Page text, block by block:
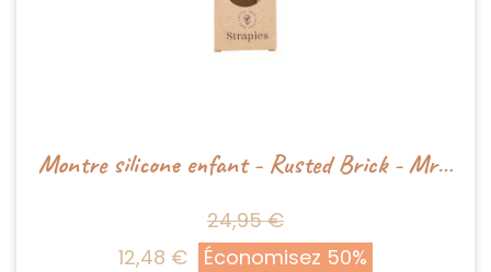
Montre silicone enfant - Rusted Brick - Mrs Ertha
24,95 €
12,48 €
Économisez 50%